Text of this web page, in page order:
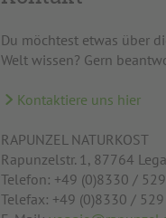
Du möchtest etwas über
Welt wissen? Gern
Kontaktiere uns hier
RAPUNZEL NATURKOST
Rapunzelstr. 1, 87764
Telefon: +49 (0)8330 /
Telefax: +49 (0)8330 /